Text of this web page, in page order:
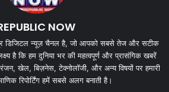
NOW
डिजिटल न्यूज़ चैनल है, जो आपको सबसे तेज और सटीक
है कि हम दुनिया भर की महत्वपूर्ण और प्रासंगिक खबरें
खेल, बिज़नेस, टेक्नोलॉजी, और अन्य विषयों पर हमारी
रिपोर्टिंग हमें सबसे अलग बनाती है।